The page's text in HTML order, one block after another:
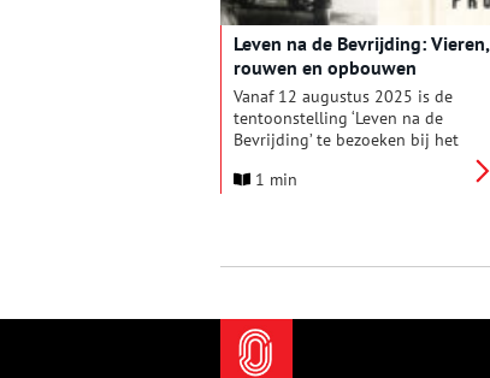
Leven na de Bevrijding: Vieren,
rouwen en opbouwen
Vanaf 12 augustus 2025 is de
tentoonstelling ‘Leven na de
Bevrijding’ te bezoeken bij het
Vecht en Venen (RHCVV) in
Deze tentoonstelling geeft een
hoop, verdriet en
doorzettingskracht.
1 min